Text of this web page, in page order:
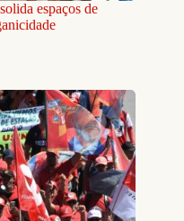
espaços de